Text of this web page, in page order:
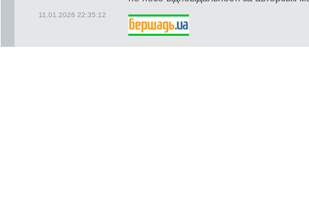
11.01.2026 22:35:12